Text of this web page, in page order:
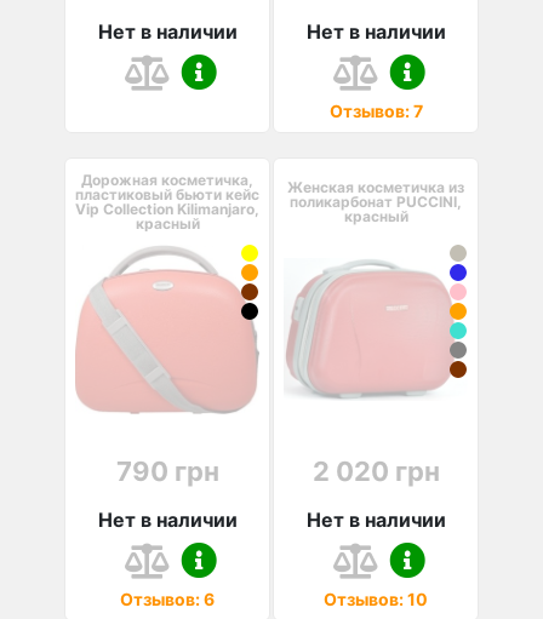
Нет в наличии Нет в наличии
Отзывов: 7
Дорожная косметичка,
пластиковый бьюти кейс
Vip Collection Kilimanjaro,
красный
790 грн
Нет в наличии
Отзывов: 6
Женская косметичка из
поликарбонат PUCCINI,
красный
2 020 грн
Нет в наличии
Отзывов: 10